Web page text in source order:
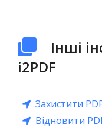
Інші
i2PDF
Захистити
Відновити